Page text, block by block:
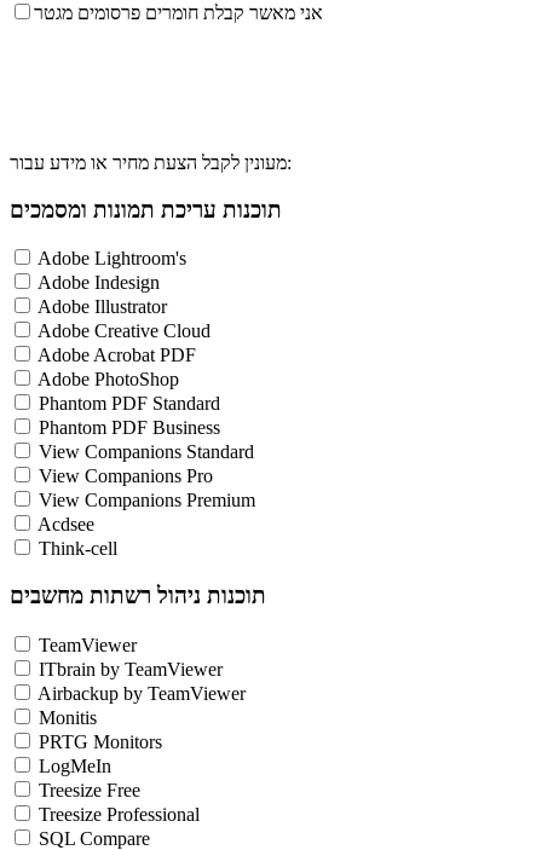
אני מאשר קבלת חומרים פרסומים מגטר
מעונין לקבל הצעת מחיר או מידע עבור:
תוכנות עריכת תמונות ומסמכים
Adobe Lightroom's
Adobe Indesign
Adobe Illustrator
Adobe Creative Cloud
Adobe Acrobat PDF
Adobe PhotoShop
Phantom PDF Standard
Phantom PDF Business
View Companions Standard
View Companions Pro
View Companions Premium
Acdsee
Think-cell
תוכנות ניהול רשתות מחשבים
TeamViewer
ITbrain by TeamViewer
Airbackup by TeamViewer
Monitis
PRTG Monitors
LogMeIn
Treesize Free
Treesize Professional
SQL Compare